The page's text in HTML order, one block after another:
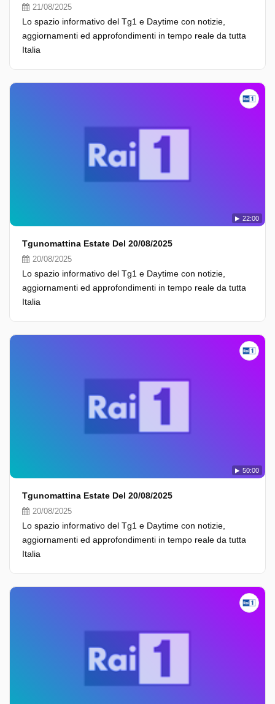
21/08/2025
Lo spazio informativo del Tg1 e Daytime con notizie,
aggiornamenti ed approfondimenti in tempo reale da tutta
Italia
22:00
Tgunomattina Estate Del 20/08/2025
20/08/2025
Lo spazio informativo del Tg1 e Daytime con notizie,
aggiornamenti ed approfondimenti in tempo reale da tutta
Italia
50:00
Tgunomattina Estate Del 20/08/2025
20/08/2025
Lo spazio informativo del Tg1 e Daytime con notizie,
aggiornamenti ed approfondimenti in tempo reale da tutta
Italia